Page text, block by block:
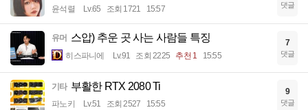
윤석렬 Lv.65 조회 1721 15:57 댓글
유머 스압) 추운 곳 사는 사람들 특징
히스파니에 Lv.91 조회 2225 추천 1 15:55
7
댓글
기타 부활한 RTX 2080 Ti
파노키 Lv.51 조회 2527 15:55
9
댓글